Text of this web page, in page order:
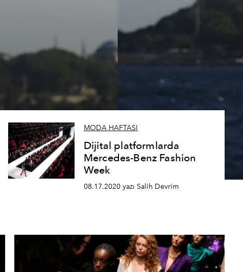
MODA HAFTASI
Dijital platformlarda
Mercedes-Benz Fashion
Week
08.17.2020 yazı Salih Devrim